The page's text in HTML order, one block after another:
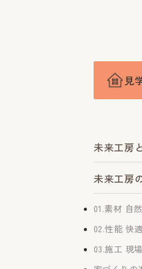
見
未来工房
未来工房
01.素材 自
02.性能 快
03.施工 現